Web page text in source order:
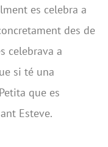
es celebra a
des de
celebrava a
si té una
que es
Esteve.